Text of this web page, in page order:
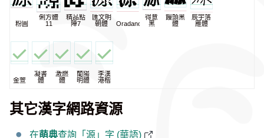
粉圓
俐方體
11
精品點
陣7
匯文明
朝體
Oradano
得意
黑
饅頭黑
體
辰宇落
雁體
金萱
凝書
體
激燃
體
蘭陽
明體
李漢
港楷
其它漢字網路資源
在萌典查詢「源」字 (華語)